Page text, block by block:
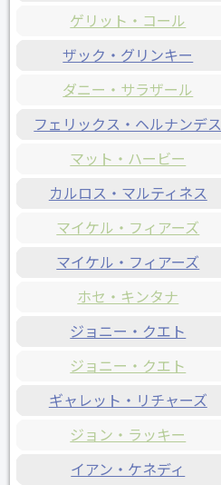
ゲリット・コール
ザック・グリンキー
ダニー・サラザール
フェリックス・ヘルナンデス
マット・ハービー
カルロス・マルティネス
マイケル・フィアーズ
マイケル・フィアーズ
ホセ・キンタナ
ジョニー・クエト
ジョニー・クエト
ギャレット・リチャーズ
ジョン・ラッキー
イアン・ケネディ